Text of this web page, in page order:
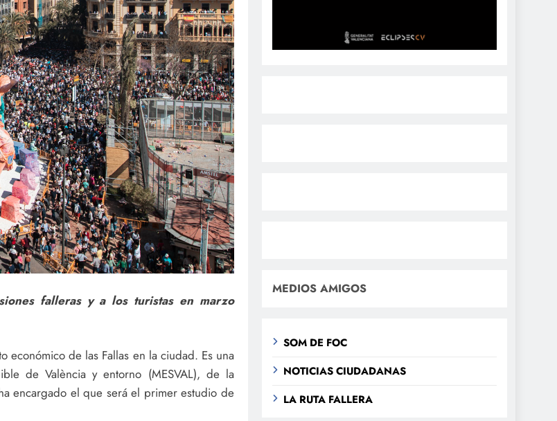
falleras y a los turistas en marzo
económico de las Fallas en la ciudad. Es una
de València y entorno (MESVAL), de la
encargado el que será el primer estudio de
MEDIOS AMIGOS
SOM DE FOC
NOTICIAS CIUDADANAS
LA RUTA FALLERA